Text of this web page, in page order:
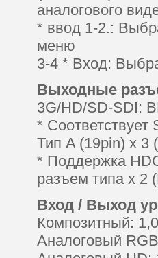
аналогового
* ввод 1-2.:
меню
3-4 * Вход:
Выходные
3G/HD/SD-SDI:
*
Тип A (19pin) х 3
* Поддержка
разъем типа х 2
Вход / Выход
Композитный:
Аналоговый